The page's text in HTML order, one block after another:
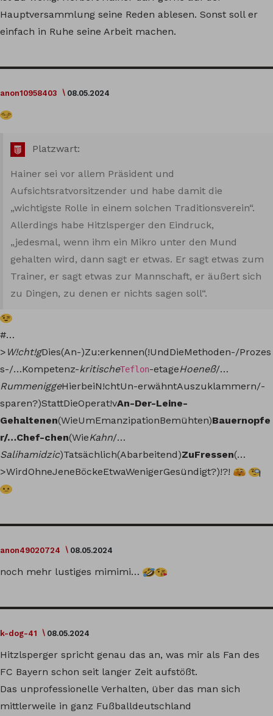
Hauptversammlung seine Reden ablesen. Sonst soll er
einfach in Ruhe seine Arbeit machen.
anon10958403 08.05.2024
Platzwart:
Hainer sei vor allem Präsident und
Aufsichtsratvorsitzender und habe damit die
„wichtigste Rolle in einem solchen Traditionsverein“.
Allerdings habe Hitzlsperger den Eindruck,
„jedesmal, wenn ihm ein Mikro unter den Mund
gehalten wird, dann sagt er etwas. Er sagt etwas zum
Trainer, er sagt etwas zur Mannschaft, er äußert sich
zu Dingen, zu denen er nichts sagen soll“.
#…
> W!cht!gDies(An-)Zu:erkennen(!UndDieMethoden-/Prozes
s-/…Kompetenz-kritischeTeflon-etageHoeneß/…
RummeniggeHierbeiN!chtUn-erwähntAuszuklammern/-
sparen?)StattDieOperat!vAn-Der-Leine-
Gehaltenen(WieUmEmanzipationBemühten)Bauernopfe
r/…Chef-chen(WieKahn/…
Salihamidzic)Tatsächlich(Abarbeitend)ZuFressen(…
>WirdOhneJeneBöckeEtwaWenigerGesündigt?)!?!
anon49020724 08.05.2024
noch mehr lustiges mimimi…
k-dog-41 08.05.2024
Hitzlsperger spricht genau das an, was mir als Fan des
FC Bayern schon seit langer Zeit aufstößt.
Das unprofessionelle Verhalten, über das man sich
mittlerweile in ganz Fußballdeutschland